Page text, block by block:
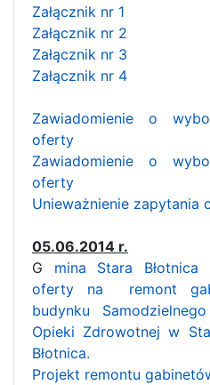
Załącznik nr 1
Załącznik nr 2
Załącznik nr 3
Załącznik nr 4
Zawiadomienie o
oferty
Zawiadomienie o
oferty
Unieważnienie zapytania
05.06.2014 r.
G mina Stara Błotnica
oferty na remont
budynku
Opieki Zdrowotnej w
Błotnica.
Projekt remontu